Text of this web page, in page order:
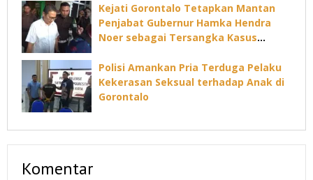
Kejati Gorontalo Tetapkan Mantan
Penjabat Gubernur Hamka Hendra
Noer sebagai Tersangka Kasus
Polisi Amankan Pria Terduga Pelaku
Kekerasan Seksual terhadap Anak di
Gorontalo
Komentar